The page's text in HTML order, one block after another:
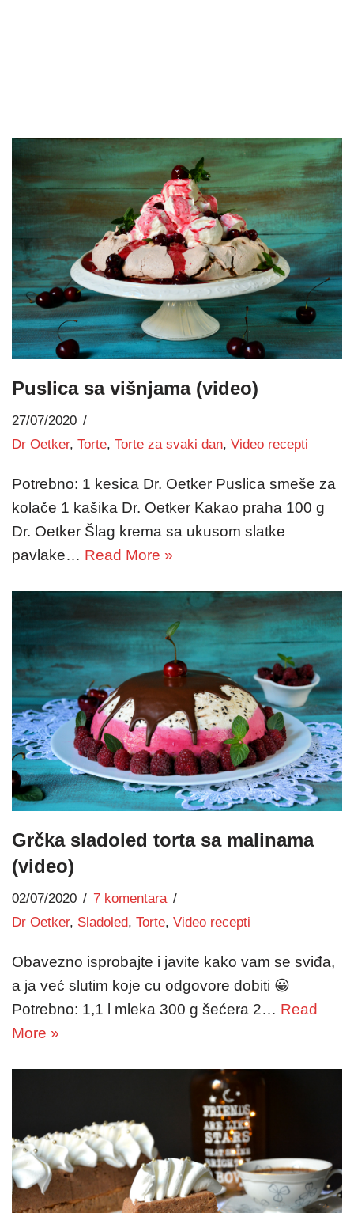
Puslica sa višnjama (video)
27/07/2020
Dr Oetker, Torte, Torte za svaki dan, Video recepti
Potrebno: 1 kesica Dr. Oetker Puslica smeše za
kolače 1 kašika Dr. Oetker Kakao praha 100 g
Dr. Oetker Šlag krema sa ukusom slatke
pavlake… Read More »
Grčka sladoled torta sa malinama
(video)
02/07/2020
7 komentara
Dr Oetker, Sladoled, Torte, Video recepti
Obavezno isprobajte i javite kako vam se sviđa,
a ja već slutim koje cu odgovore dobiti 😀
Potrebno: 1,1 l mleka 300 g šećera 2… Read
More »